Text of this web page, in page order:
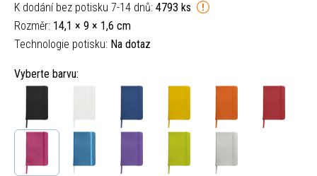
K dodání bez potisku 7-14 dnů: 4793 ks
Rozměr: 14,1 × 9 × 1,6 cm
Technologie potisku: Na dotaz
Vyberte barvu: